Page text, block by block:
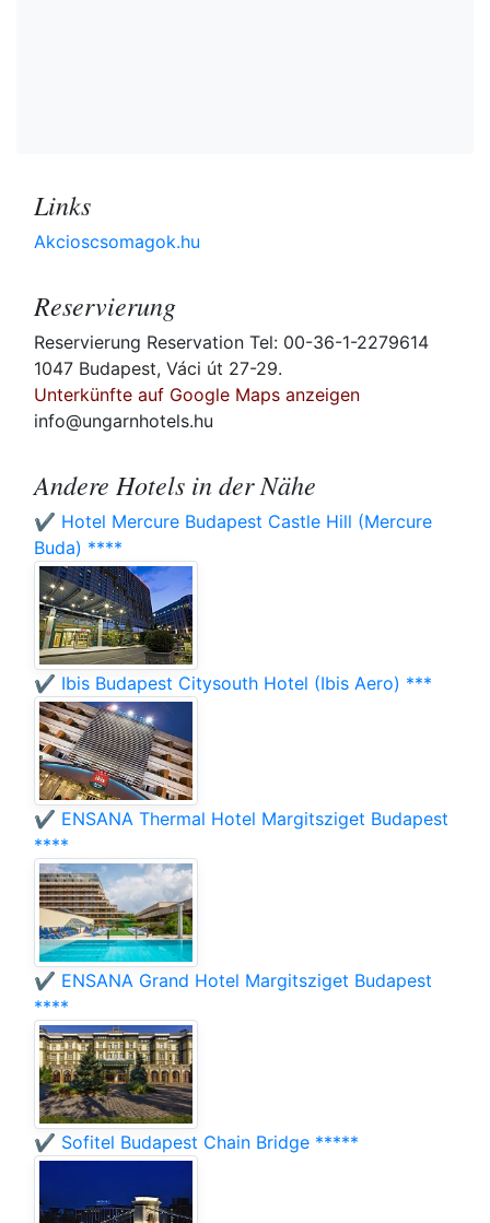
Links
Akcioscsomagok.hu
Reservierung
Reservierung Reservation Tel: 00-36-1-2279614
1047 Budapest, Váci út 27-29.
Unterkünfte auf Google Maps anzeigen
info@ungarnhotels.hu
Andere Hotels in der Nähe
✔️ Hotel Mercure Budapest Castle Hill (Mercure
Buda) ****
✔️ Ibis Budapest Citysouth Hotel (Ibis Aero) ***
✔️ ENSANA Thermal Hotel Margitsziget Budapest
****
✔️ ENSANA Grand Hotel Margitsziget Budapest
****
✔️ Sofitel Budapest Chain Bridge *****